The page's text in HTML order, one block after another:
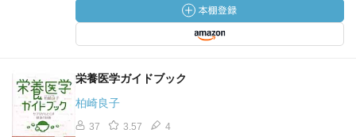
栄養医学ガイドブック
柏崎良子
37 3.57 4